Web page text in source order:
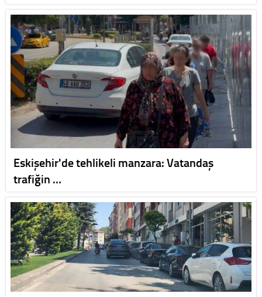
Eskişehir'de tehlikeli manzara: Vatandaş
trafiğin …